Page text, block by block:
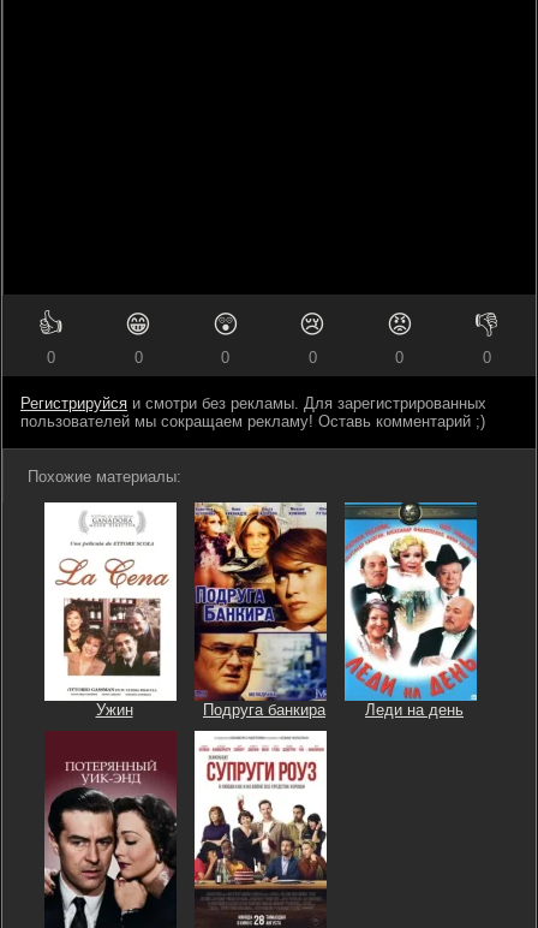
👍
0
😁
0
😲
0
😢
0
😡
0
👎
0
Регистрируйся и смотри без рекламы. Для зарегистрированных
пользователей мы сокращаем рекламу! Оставь комментарий ;)
Похожие материалы:
Ужин Подруга банкира Леди на день